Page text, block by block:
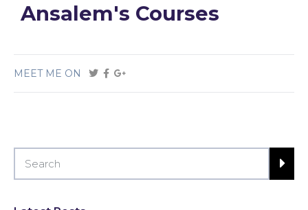
Ansalem's Courses
MEET ME ON